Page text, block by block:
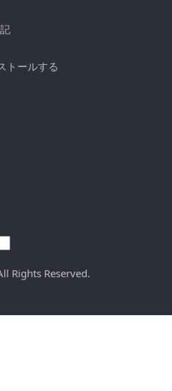
トールする
Rights Reserved.